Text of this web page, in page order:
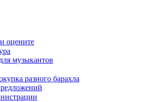
оцените
музыкантов
разного барахла